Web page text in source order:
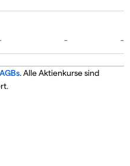
. Alle Aktienkurse sind